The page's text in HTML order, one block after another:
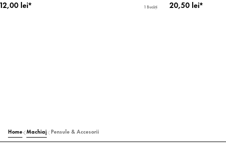
12,00 lei* 1 Bucăți 20,50 lei*
Home Machiaj Pensule & Accesorii